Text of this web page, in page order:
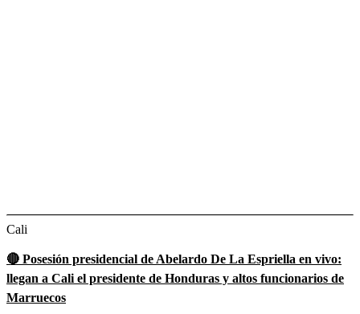
Cali
🔴 Posesión presidencial de Abelardo De La Espriella en vivo:
llegan a Cali el presidente de Honduras y altos funcionarios de
Marruecos